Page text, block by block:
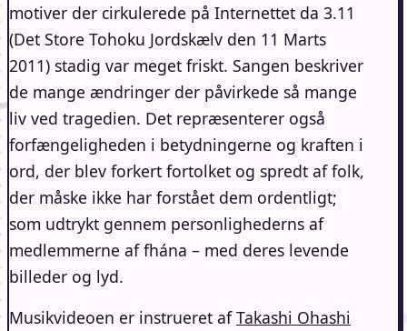
motiver der cirkulerede på Internettet da 3.11
(Det Store Tohoku Jordskælv den 11 Marts
2011) stadig var meget friskt. Sangen beskriver
de mange ændringer der påvirkede så mange
liv ved tragedien. Det repræsenterer også
forfængeligheden i betydningerne og kraften i
ord, der blev forkert fortolket og spredt af folk,
der måske ikke har forstået dem ordentligt;
som udtrykt gennem personlighederns af
medlemmerne af fhána – med deres levende
billeder og lyd.
Musikvideoen er instrueret afTakashi Ohashi